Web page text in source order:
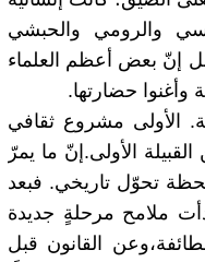
والرومي والحبشي
إنّ بعض أعظم العلماء
وأغنوا حضارتها.
الأولى مشروع ثقافي
الأولى.إنّ ما يمرّ
تحوّل تاريخي. فبعد
ملامح مرحلةٍ جديدة
القانون قبل